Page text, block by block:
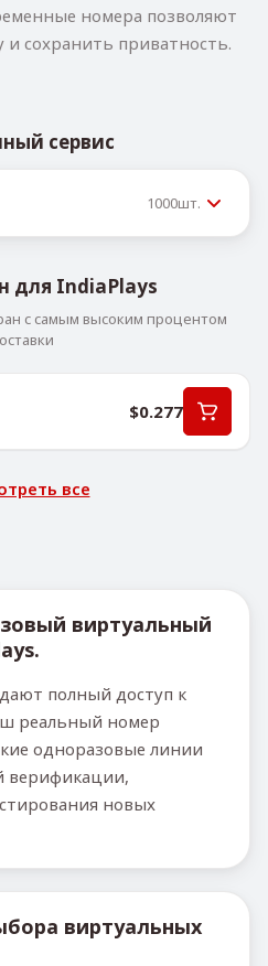
номера позволяют
и сохранить приватность.
сервис
1000шт.
для IndiaPlays
с самым высоким процентом
$0.277
все
виртуальный
полный доступ к
реальный номер
одноразовые линии
верификации,
новых
виртуальных